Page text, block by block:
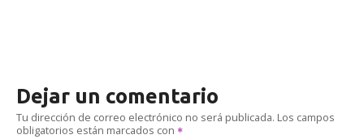
Dejar un comentario
Tu dirección de correo electrónico no será publicada. Los campos
obligatorios están marcados con